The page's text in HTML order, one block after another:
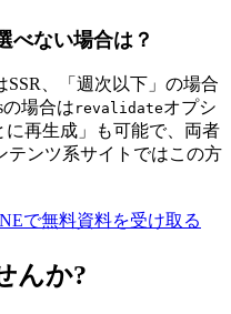
べない場合は？
、「週次以下」の場合
の場合は revalidateオプシ
に再生成」も可能で、両者
テンツ系サイトではこの方
で無料資料を受け取る
んか?